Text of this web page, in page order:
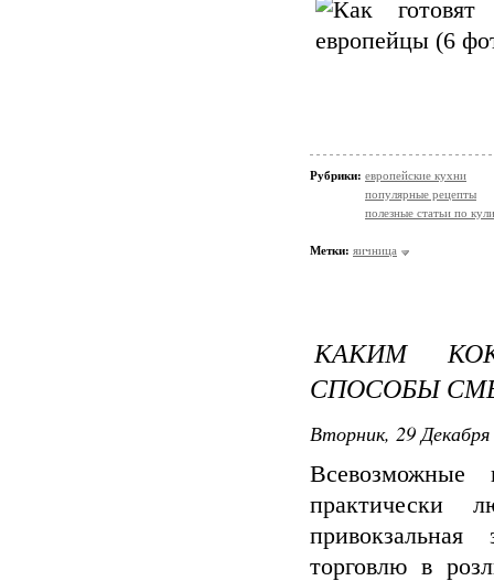
Рубрики: европейские кухни
популярные рецепты
полезные статьи по
Метки: яичница
КАКИМ
СПОСОБЫ
Вторник, 29
Всевозможные
практически
торговлю в